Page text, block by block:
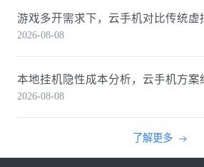
游戏多开需求下，云手机对比传统虚
2026-08-08
本地挂机隐性成本分析，云手机方案
2026-08-08
了解更多